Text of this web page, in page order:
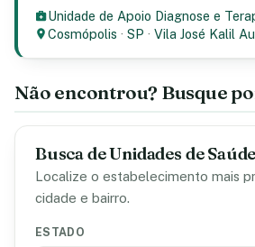
Unidade de Apoio Diagnose e
Cosmópolis ·SP ·Vila José Kalil
Não encontrou? Busque
Busca de Unidades de Saúde
Localize o estabelecimento mais
cidade e bairro.
ESTADO